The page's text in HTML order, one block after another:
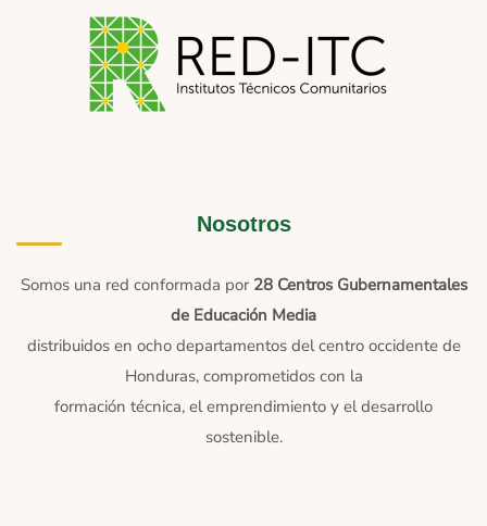
Nosotros
Somos una red conformada por 28 Centros Gubernamentales
de Educación Media
distribuidos en ocho departamentos del centro occidente de
Honduras, comprometidos con la
formación técnica, el emprendimiento y el desarrollo
sostenible.